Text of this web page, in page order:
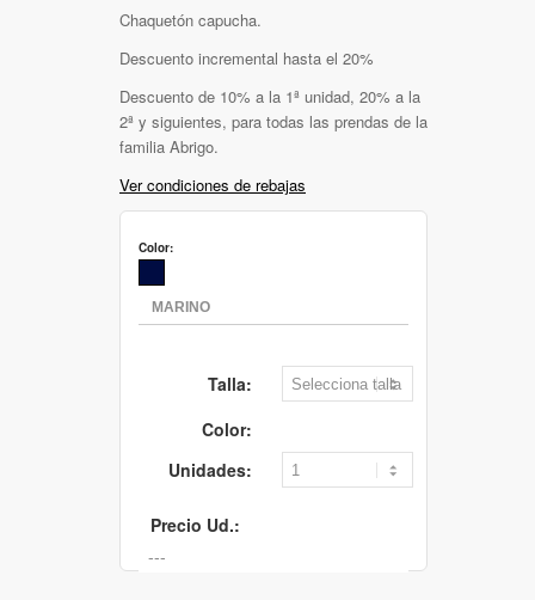
Chaquetón capucha.
Descuento incremental hasta el 20%
Descuento de 10% a la 1ª unidad, 20% a la
2ª y siguientes, para todas las prendas de la
familia Abrigo.
Ver condiciones de rebajas
Color:
Talla:
Color:
Unidades:
Precio Ud.: